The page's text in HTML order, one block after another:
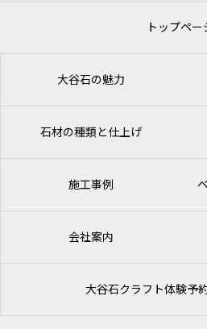
トップペー
大谷石の魅力
石材の種類と仕上げ
施工事例
会社案内
大谷石クラフト体験予